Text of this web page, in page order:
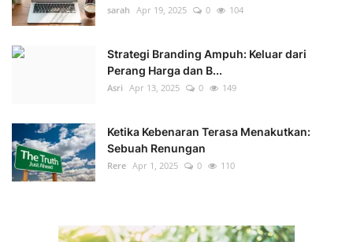
sarah Apr 19, 2025 0 104
Strategi Branding Ampuh: Keluar dari
Perang Harga dan B...
Asri Apr 13, 2025 0 149
Ketika Kebenaran Terasa Menakutkan:
Sebuah Renungan
Rere Apr 1, 2025 0 110